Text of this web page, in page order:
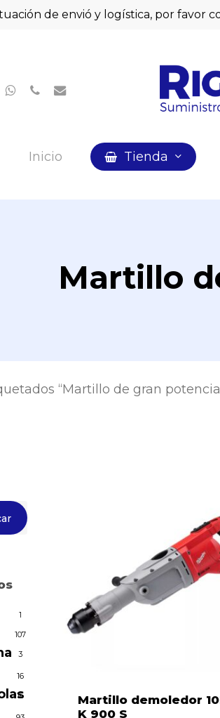
de envió y logística, por favor
whatsapp
phoneemail
Inicio Tienda
Martillo
“Martillo de gran
1
107
3
16
16
Martillo demoledor
K 900 S